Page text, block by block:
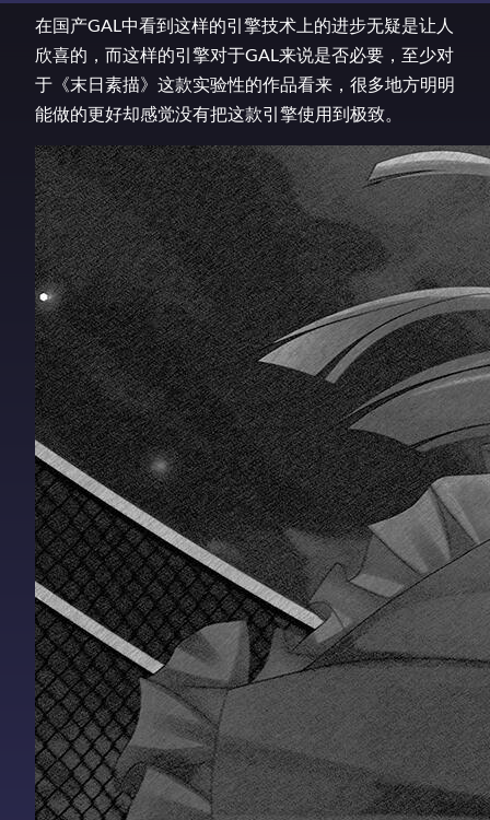
在国产GAL中看到这样的引擎技术上的进步无疑是让人
欣喜的，而这样的引擎对于GAL来说是否必要，至少对
于《末日素描》这款实验性的作品看来，很多地方明明
能做的更好却感觉没有把这款引擎使用到极致。